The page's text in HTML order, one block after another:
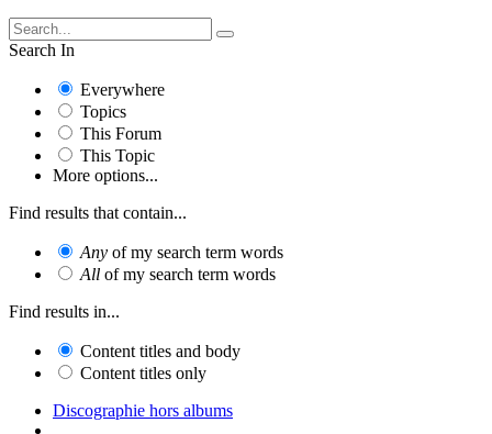
Search In
Everywhere
Topics
This Forum
This Topic
More options...
Find results that contain...
Any of my search term words
All of my search term words
Find results in...
Content titles and body
Content titles only
Discographie hors albums